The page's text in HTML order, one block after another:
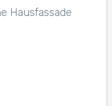
Hausfassade